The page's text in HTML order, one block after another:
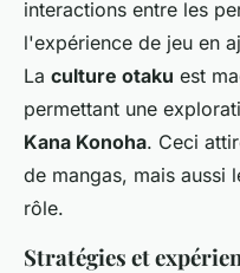
interactions entre les
l'expérience de jeu en
La culture otaku est
permettant une
Kana Konoha. Ceci
de mangas, mais aussi
rôle.
Stratégies et